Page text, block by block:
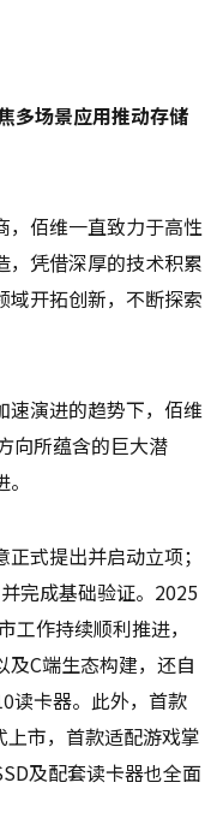
多场景应用推动存储
，佰维一直致力于高性
，凭借深厚的技术积累
域开拓创新，不断探索
速演进的趋势下，佰维
向所蕴含的巨大潜
式提出并启动立项；
完成基础验证。2025
作持续顺利推进，
C端生态构建，还自
读卡器。此外，首款
上市，首款适配游戏掌
及配套读卡器也全面